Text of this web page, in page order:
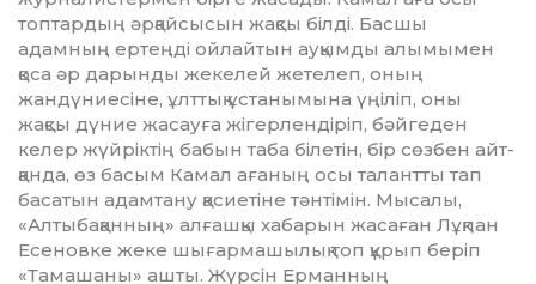
топтардың әрқайсысын жақсы білді. Басшы
адамның ертеңді ойлайтын ауқымды алымымен
қоса әр дарынды жекелей жетелеп, оның
жандүниесіне, ұлттық ұстанымына үңіліп, оны
жақсы дүние жасауға жігерленді­ріп, бәйгеден
келер жүйріктің бабын таба білетін, бір сөзбен айт­
қанда, өз басым Камал ағаның осы талантты тап
басатын адамтану қасиетіне тәнтімін. Мысалы,
«Алтыбақанның» алғашқы хабарын жасаған Лұқпан
Есеновке жеке шығармашылық топ құрып беріп
«Тамашаны» ашты. Жүрсін Ерманның